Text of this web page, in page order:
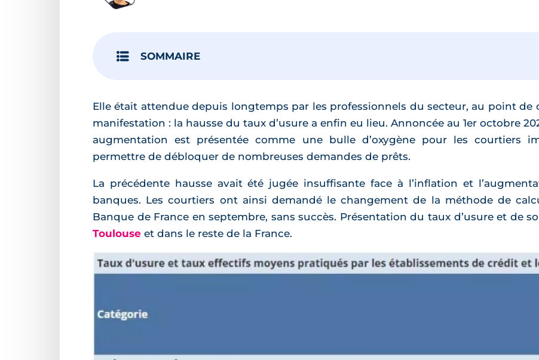
SOMMAIRE
Elle était attendue depuis longtemps par les professionnels du secteur, au point de
manifestation : la hausse du taux d’usure a enfin eu lieu. Annoncée au 1er octobre
augmentation est présentée comme une bulle d’oxygène pour les courtiers
permettre de débloquer de nombreuses demandes de prêts.
La précédente hausse avait été jugée insuffisante face à l’inflation et
banques. Les courtiers ont ainsi demandé le changement de la méthode de
Banque de France en septembre, sans succès. Présentation du taux d’usure et de
Toulouse et dans le reste de la France.